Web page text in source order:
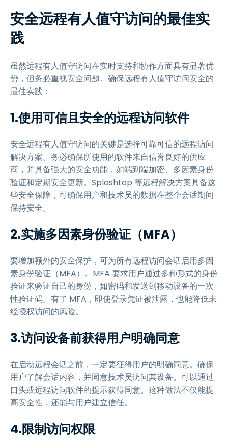
安全远程有人值守访问的最佳实
践
虽然远程有人值守访问在实时支持和协作方面具有显著优
势，但务必重视安全问题。确保远程有人值守访问安全的
最佳实践：
1.使用可信且安全的远程访问软件
安全远程有人值守访问的关键是选择可靠可信的远程访问
解决方案。务必确保所使用的软件来自信誉良好的供应
商，并具备强大的安全功能，如端到端加密、多因素身份
验证和定期安全更新。Splashtop 等远程解决方案具备这
些安全保障，可确保用户和技术员的数据在整个会话期间
保持安全。
2.实施多因素身份验证（MFA）
要增加额外的安全保护，可为所有远程访问会话启用多因
素身份验证（MFA）。MFA 要求用户通过多种形式的身份
验证来验证自己的身份，如密码和发送到移动设备的一次
性验证码。有了 MFA，即使登录凭证被泄露，也能降低未
经授权访问的风险。
3.访问设备前获得用户明确同意
在启动远程会话之前，一定要征得用户的明确同意。确保
用户了解会话内容，并同意技术员访问其设备。可以通过
口头或远程访问软件的提示获得同意。这种做法不仅能提
高安全性，还能与用户建立信任。
4.限制访问权限